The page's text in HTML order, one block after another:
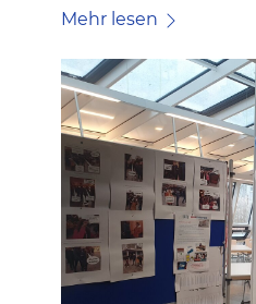
Mehr lesen